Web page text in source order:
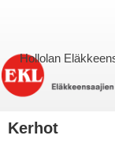
Hollolan
Kerhot